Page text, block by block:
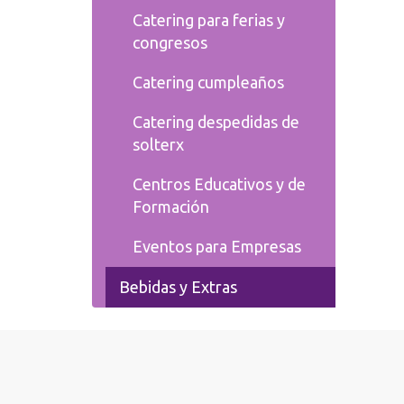
Catering para ferias y
congresos
Catering cumpleaños
Catering despedidas de
solterx
Centros Educativos y de
Formación
Eventos para Empresas
Bebidas y Extras